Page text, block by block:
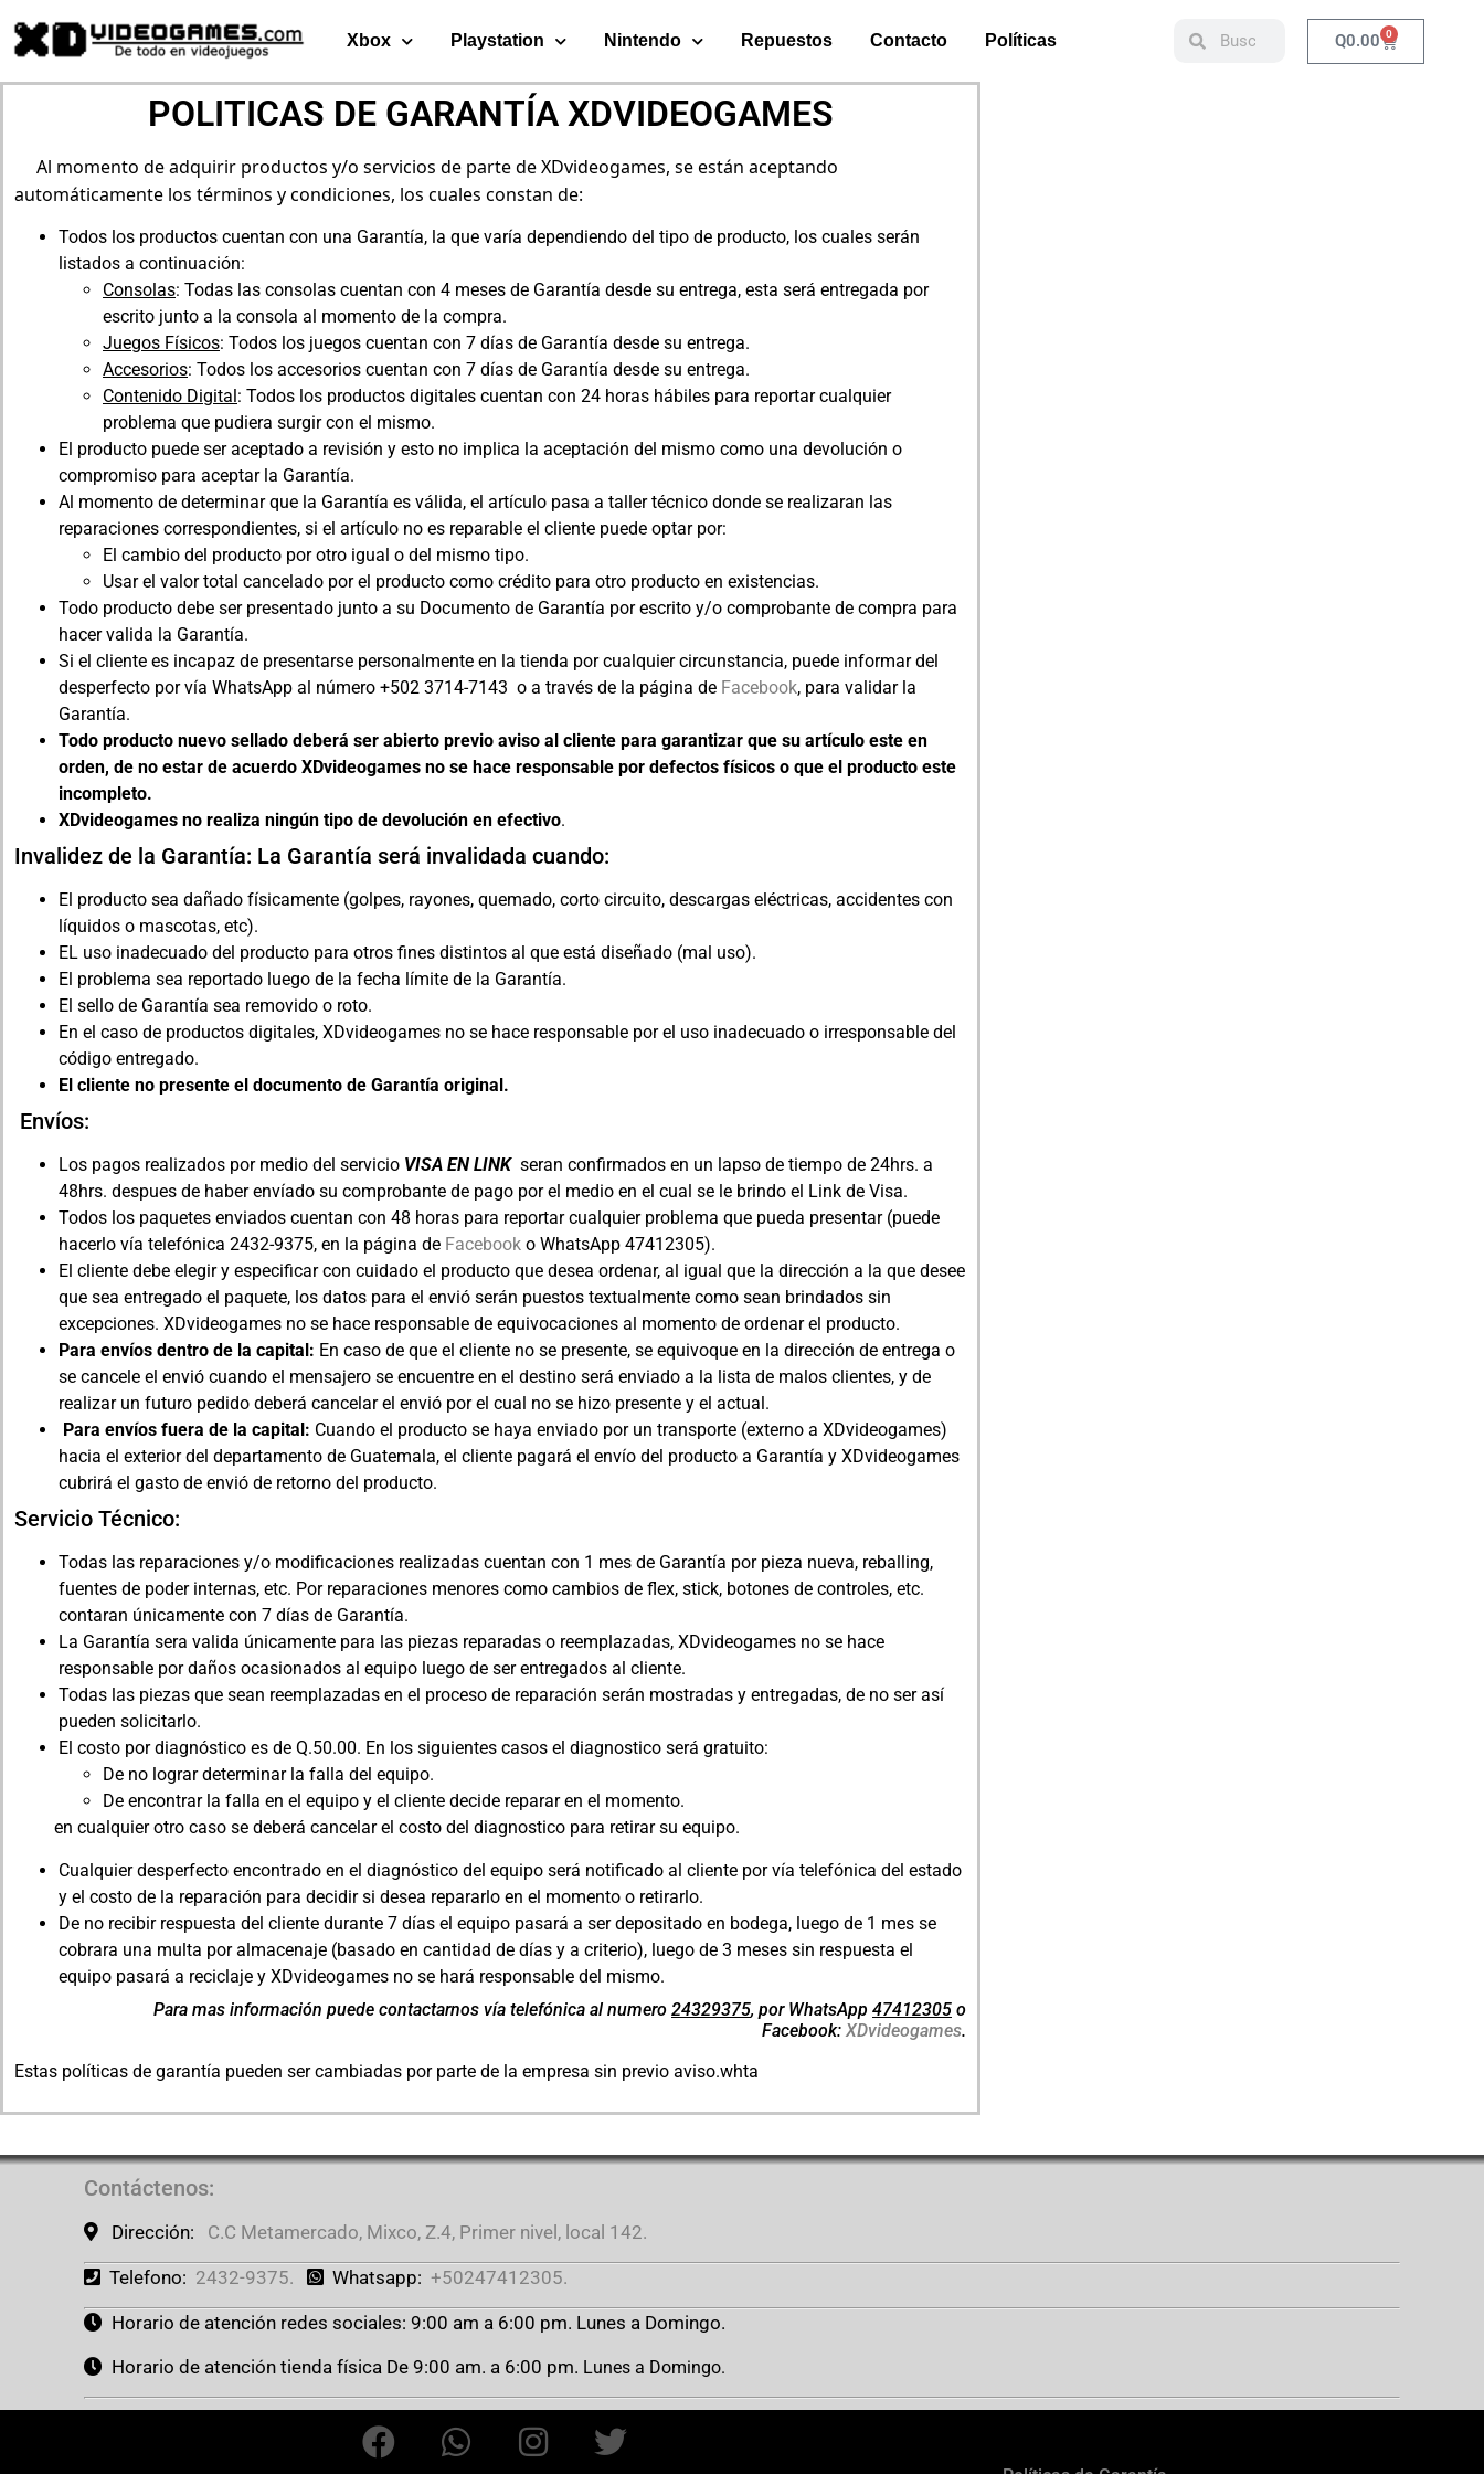
Xbox Playstation Nintendo Repuestos Contacto Políticas Q0.00 0
POLITICAS DE GARANTÍA XDVIDEOGAMES
Al momento de adquirir productos y/o servicios de parte de XDvideogames, se están aceptando
automáticamente los términos y condiciones, los cuales constan de:
Todos los productos cuentan con una Garantía, la que varía dependiendo del tipo de producto, los cuales serán
listados a continuación:
Consolas: Todas las consolas cuentan con 4 meses de Garantía desde su entrega, esta será entregada por
escrito junto a la consola al momento de la compra.
Juegos Físicos: Todos los juegos cuentan con 7 días de Garantía desde su entrega.
Accesorios: Todos los accesorios cuentan con 7 días de Garantía desde su entrega.
Contenido Digital : Todos los productos digitales cuentan con 24 horas hábiles para reportar cualquier
problema que pudiera surgir con el mismo.
El producto puede ser aceptado a revisión y esto no implica la aceptación del mismo como una devolución o
compromiso para aceptar la Garantía.
Al momento de determinar que la Garantía es válida, el artículo pasa a taller técnico donde se realizaran las
reparaciones correspondientes, si el artículo no es reparable el cliente puede optar por:
El cambio del producto por otro igual o del mismo tipo.
Usar el valor total cancelado por el producto como crédito para otro producto en existencias.
Todo producto debe ser presentado junto a su Documento de Garantía por escrito y/o comprobante de compra para
hacer valida la Garantía.
Si el cliente es incapaz de presentarse personalmente en la tienda por cualquier circunstancia, puede informar del
desperfecto por vía WhatsApp al número +502 3714-7143 o a través de la página de Facebook, para validar la
Garantía.
Todo producto nuevo sellado deberá ser abierto previo aviso al cliente para garantizar que su artículo este en
orden, de no estar de acuerdo XDvideogames no se hace responsable por defectos físicos o que el producto este
incompleto.
XDvideogames no realiza ningún tipo de devolución en efectivo.
Invalidez de la Garantía: La Garantía será invalidada cuando:
El producto sea dañado físicamente (golpes, rayones, quemado, corto circuito, descargas eléctricas, accidentes con
líquidos o mascotas, etc).
EL uso inadecuado del producto para otros fines distintos al que está diseñado (mal uso).
El problema sea reportado luego de la fecha límite de la Garantía.
El sello de Garantía sea removido o roto.
En el caso de productos digitales, XDvideogames no se hace responsable por el uso inadecuado o irresponsable del
código entregado.
El cliente no presente el documento de Garantía original.
Envíos:
Los pagos realizados por medio del servicio VISA EN LINK seran confirmados en un lapso de tiempo de 24hrs. a
48hrs. despues de haber envíado su comprobante de pago por el medio en el cual se le brindo el Link de Visa.
Todos los paquetes enviados cuentan con 48 horas para reportar cualquier problema que pueda presentar (puede
hacerlo vía telefónica 2432-9375, en la página de Facebook o WhatsApp 47412305).
El cliente debe elegir y especificar con cuidado el producto que desea ordenar, al igual que la dirección a la que desee
que sea entregado el paquete, los datos para el envió serán puestos textualmente como sean brindados sin
excepciones. XDvideogames no se hace responsable de equivocaciones al momento de ordenar el producto.
Para envíos dentro de la capital: En caso de que el cliente no se presente, se equivoque en la dirección de entrega o
se cancele el envió cuando el mensajero se encuentre en el destino será enviado a la lista de malos clientes, y de
realizar un futuro pedido deberá cancelar el envió por el cual no se hizo presente y el actual.
Para envíos fuera de la capital: Cuando el producto se haya enviado por un transporte (externo a XDvideogames)
hacia el exterior del departamento de Guatemala, el cliente pagará el envío del producto a Garantía y XDvideogames
cubrirá el gasto de envió de retorno del producto.
Servicio Técnico:
Todas las reparaciones y/o modificaciones realizadas cuentan con 1 mes de Garantía por pieza nueva, reballing,
fuentes de poder internas, etc. Por reparaciones menores como cambios de flex, stick, botones de controles, etc.
contaran únicamente con 7 días de Garantía.
La Garantía sera valida únicamente para las piezas reparadas o reemplazadas, XDvideogames no se hace
responsable por daños ocasionados al equipo luego de ser entregados al cliente.
Todas las piezas que sean reemplazadas en el proceso de reparación serán mostradas y entregadas, de no ser así
pueden solicitarlo.
El costo por diagnóstico es de Q.50.00. En los siguientes casos el diagnostico será gratuito:
De no lograr determinar la falla del equipo.
De encontrar la falla en el equipo y el cliente decide reparar en el momento.
en cualquier otro caso se deberá cancelar el costo del diagnostico para retirar su equipo.
Cualquier desperfecto encontrado en el diagnóstico del equipo será notificado al cliente por vía telefónica del estado
y el costo de la reparación para decidir si desea repararlo en el momento o retirarlo.
De no recibir respuesta del cliente durante 7 días el equipo pasará a ser depositado en bodega, luego de 1 mes se
cobrara una multa por almacenaje (basado en cantidad de días y a criterio), luego de 3 meses sin respuesta el
equipo pasará a reciclaje y XDvideogames no se hará responsable del mismo.
Para mas información puede contactarnos vía telefónica al numero 24329375, por WhatsApp 47412305 o
Facebook: XDvideogames.
Estas políticas de garantía pueden ser cambiadas por parte de la empresa sin previo aviso.whta
Contáctenos:
Dirección: C.C Metamercado, Mixco, Z.4, Primer nivel, local 142.
Telefono: 2432-9375. Whatsapp: +50247412305.
Horario de atención redes sociales: 9:00 am a 6:00 pm. Lunes a Domingo.
Horario de atención tienda física De 9:00 am. a 6:00 pm. Lunes a Domingo.